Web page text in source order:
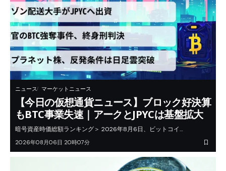
ニュース マーケットニュース
【今日の仮想通貨ニュース】ブロック好決算
もBTC事業失速｜アークとJPYCは基盤拡大
暗号資産時価総額ランキング＞ 2026年8月6日、ビットコイ…
2026年08月06日 20時07分